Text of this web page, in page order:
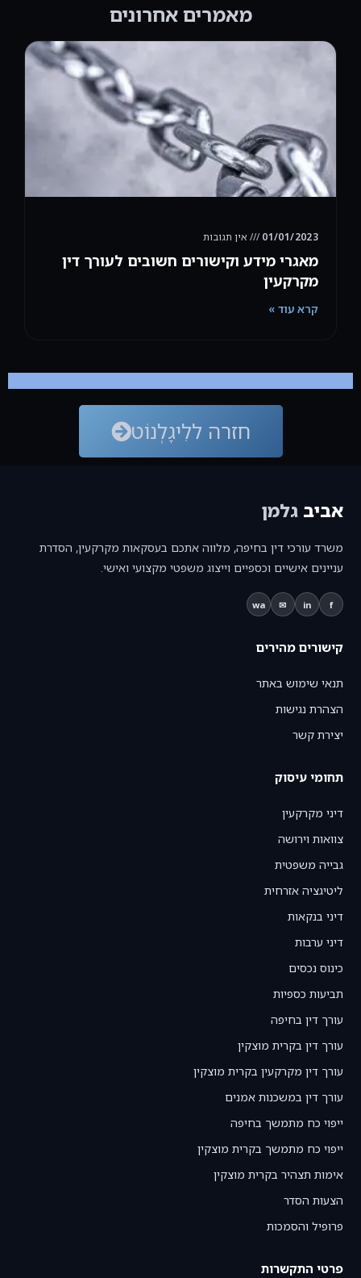
מאמרים אחרונים
מאגרי מידע וקישורים חשובים לעורך דין
מקרקעין
01/01/2023 אין תגובות
קרא עוד »
חזרה ללִיגָלְנוֹט
אביבגלמן
משרד עורכי דין בחיפה, מלווה אתכם בעסקאות מקרקעין, הסדרת
עניינים אישיים וכספיים וייצוג משפטי מקצועי ואישי.
f
in
✉
wa
קישורים מהירים
תנאי שימוש באתר
הצהרת נגישות
יצירת קשר
תחומי עיסוק
דיני מקרקעין
צוואות וירושה
גבייה משפטית
ליטיגציה אזרחית
דיני בנקאות
דיני ערבות
כינוס נכסים
תביעות כספיות
עורך דין בחיפה
עורך דין בקרית מוצקין
עורך דין מקרקעין בקרית מוצקין
עורך דין במשכנות אמנים
ייפוי כח מתמשך בחיפה
ייפוי כח מתמשך בקרית מוצקין
אימות תצהיר בקרית מוצקין
הצעות הסדר
פרופיל והסמכות
פרטי התקשרות